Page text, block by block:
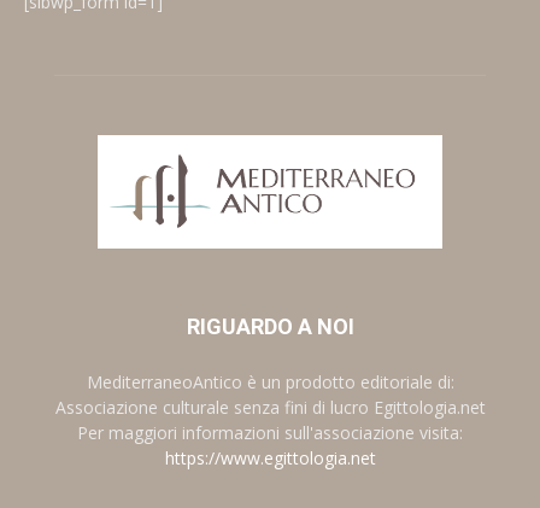
RIGUARDO A NOI
MediterraneoAntico è un prodotto editoriale di:
Associazione culturale senza fini di lucro Egittologia.net
Per maggiori informazioni sull'associazione visita:
https://www.egittologia.net